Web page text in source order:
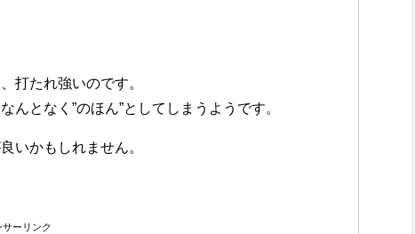
打たれ強いのです。
となく”のほん”としてしまうようです。
いかもしれません。
サーリンク